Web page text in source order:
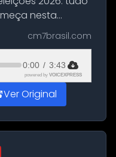
nesta
agosto o prazo
federações
cm7brasil.com
0:00 / 3:43
powered by VOICEXPRESS
Ver Original